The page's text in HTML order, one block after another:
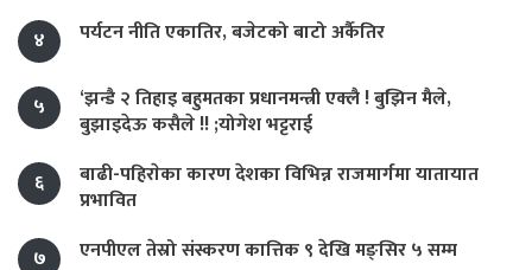
४ पर्यटन नीति एकातिर, बजेटको बाटो अर्कैतिर
५
‘झन्डै २ तिहाइ बहुमतका प्रधानमन्त्री एक्लै ! बुझिन मैले,
बुझाइदेऊ कसैले !! ;योगेश भट्टराई
६
बाढी-पहिराेका कारण देशका विभिन्न राजमार्गमा यातायात
प्रभावित
७
एनपीएल तेस्रो संस्करण कात्तिक ९ देखि मङ्सिर ५ सम्म